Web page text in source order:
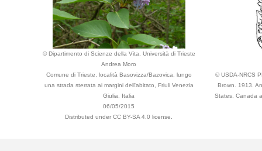
© Dipartimento di Scienze della Vita, Università di Trieste
Andrea Moro
Comune di Trieste, località Basovizza/Bazovica, lungo
una strada sterrata ai margini dell'abitato, Friuli Venezia
Giulia, Italia
06/05/2015
Distributed under CC BY-SA 4.0 license.
© USDA-NRCS
Brown. 1913.
States, Canada